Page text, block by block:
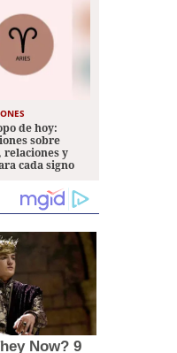
de hoy:
sobre
relaciones y
cada signo
Now? 9